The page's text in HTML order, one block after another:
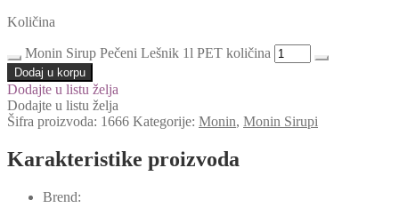
Količina
Monin Sirup Pečeni Lešnik 1l PET količina
Dodaj u korpu
Dodajte u listu želja
Dodajte u listu želja
Šifra proizvoda: 1666 Kategorije: Monin, Monin Sirupi
Karakteristike proizvoda
Brend: